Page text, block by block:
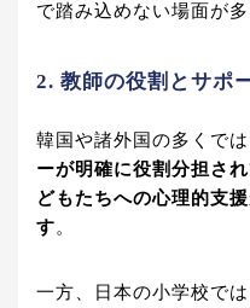
で踏み込めない場面が多
2. 教師の役割とサポ
韓国や諸外国の多くでは
ーが明確に役割分担さ
どもたちへの心理的支
す。
一方、日本の小学校では